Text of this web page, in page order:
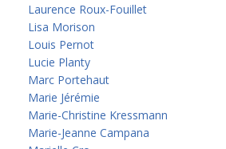
Laurence Roux-Fouillet
Lisa Morison
Louis Pernot
Lucie Planty
Marc Portehaut
Marie Jérémie
Marie-Christine Kressmann
Marie-Jeanne Campana